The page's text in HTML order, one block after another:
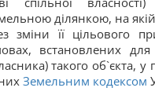
ділянкою, на
зміни її цільового
встановлених для
такого об`єкта, у
Земельним кодексом